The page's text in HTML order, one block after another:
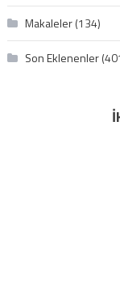
Makaleler(134)
Son Eklenenler